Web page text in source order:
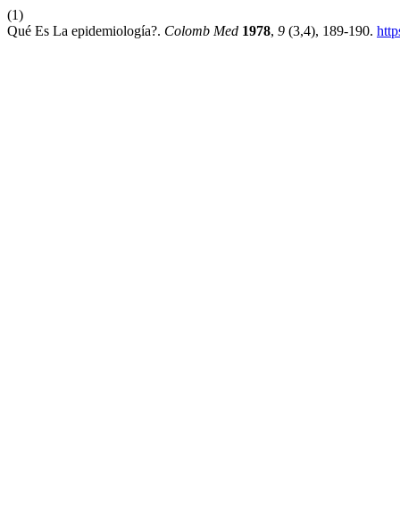
(1)
Qué Es La epidemiología?. Colomb Med 1978, 9 (3,4), 189-190.